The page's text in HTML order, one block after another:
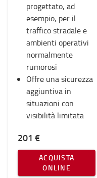
progettato, ad
esempio, per il
traffico stradale e
ambienti operativi
normalmente
rumorosi
Offre una sicurezza
aggiuntiva in
situazioni con
visibilità limitata
201 €
ACQUISTA
ONLINE